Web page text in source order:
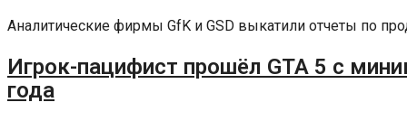
Аналитические фирмы GfK и GSD выкатили отчеты по
Игрок-пацифист прошёл GTA 5 с
года